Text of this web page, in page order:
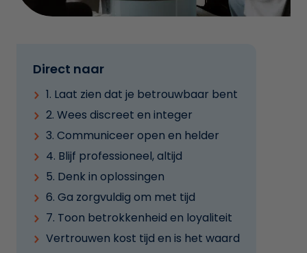
Direct naar
1. Laat zien dat je betrouwbaar bent
2. Wees discreet en integer
3. Communiceer open en helder
4. Blijf professioneel, altijd
5. Denk in oplossingen
6. Ga zorgvuldig om met tijd
7. Toon betrokkenheid en loyaliteit
Vertrouwen kost tijd en is het waard